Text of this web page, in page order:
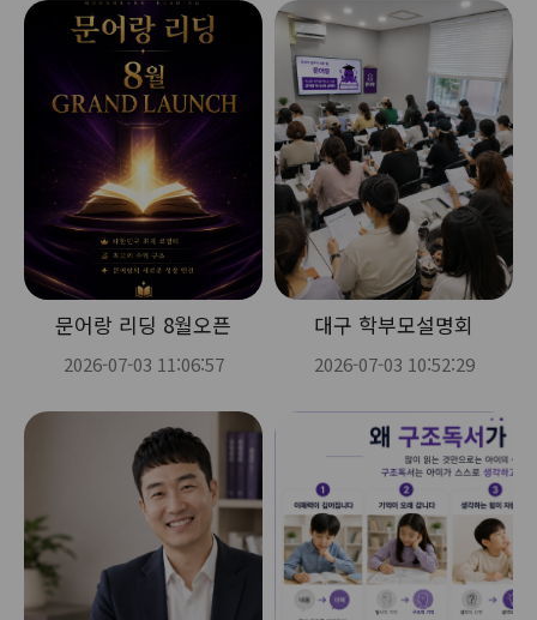
문어랑 리딩 8월오픈
2026-07-03 11:06:57
대구 학부모설명회
2026-07-03 10:52:29